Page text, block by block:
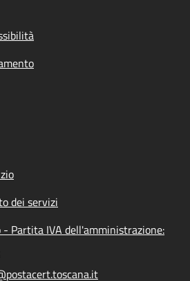
dei servizi
- Partita IVA dell'amministrazione: